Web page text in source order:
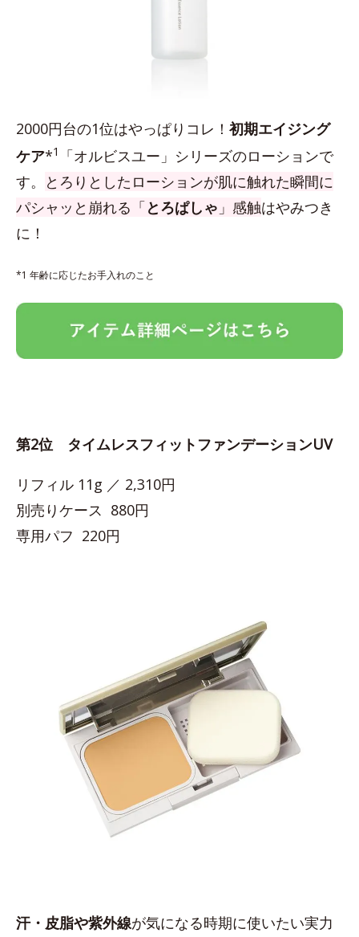
2000円台の1位はやっぱりコレ！ 初期エイジング
ケア*1
「オルビスユー」シリーズのローションで
す。
とろりとしたローションが肌に触れた瞬間に
パシャッと崩れる「とろぱしゃ 」感触はやみつき
に！
*1 年齢に応じたお手入れのこと
第2位 タイムレスフィットファンデーションUV
リフィル 11g ／ 2,310円
別売りケース 880円
専用パフ 220円
汗・皮脂や紫外線が気になる時期に使いたい実力